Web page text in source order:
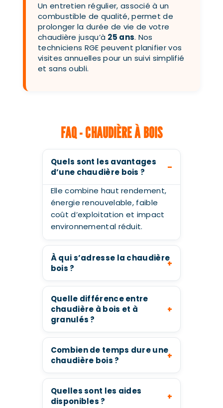
Un entretien régulier, associé à un
combustible de qualité, permet de
prolonger la durée de vie de votre
chaudière jusqu’à 25 ans. Nos
techniciens RGE peuvent planifier vos
visites annuelles pour un suivi simplifié
et sans oubli.
FAQ - CHAUDIÈRE À BOIS
Quels sont les avantages
d’une chaudière bois ?
Elle combine haut rendement,
énergie renouvelable, faible
coût d’exploitation et impact
environnemental réduit.
À qui s’adresse la chaudière
bois ?
Quelle différence entre
chaudière à bois et à
granulés ?
Combien de temps dure une
chaudière bois ?
Quelles sont les aides
disponibles ?